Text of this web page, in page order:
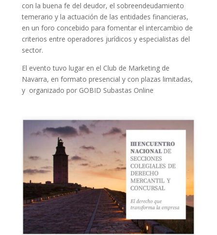
con la buena fe del deudor, el sobreendeudamiento
temerario y la actuación de las entidades financieras,
en un foro concebido para fomentar el intercambio de
criterios entre operadores jurídicos y especialistas del
sector.
El evento tuvo lugar en el Club de Marketing de
Navarra, en formato presencial y con plazas limitadas,
y organizado por GOBID Subastas Online